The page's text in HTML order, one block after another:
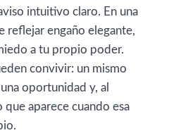
intuitivo claro. En una
reflejar engaño elegante,
a tu propio poder.
convivir: un mismo
oportunidad y, al
aparece cuando esa